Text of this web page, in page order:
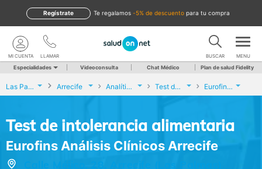
te regalamos -5% de descuento para tu compra
Regístrate
LLAMAR
MI CUENTA BUSCAR MENU
Especialidades Videoconsulta Chat Médico Plan de salud Fidelity
Las Palmas Arrecife Analíticas y Genética Test de intolerancia alimentaria Eurofins Análisis Clínicos Arrecife
Test de intolerancia alimentaria
Eurofins Análisis Clínicos Arrecife